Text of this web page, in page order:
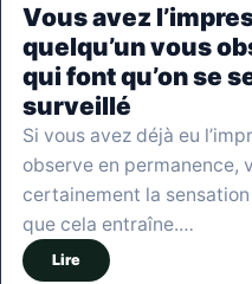
Vous avez
quelqu’un vous
qui font qu’on se
surveillé
Si vous avez déjà eu
observe en permanence,
certainement la
que cela entraîne.…
Lire